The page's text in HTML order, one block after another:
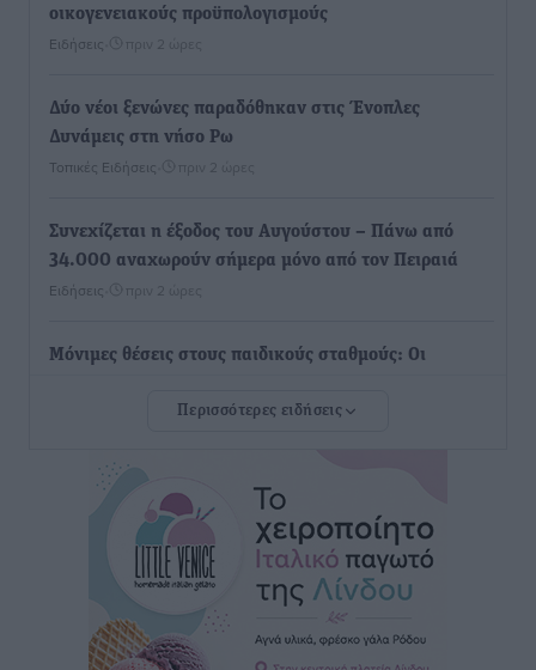
οικογενειακούς προϋπολογισμούς
Ειδήσεις πριν 2 ώρες
Δύο νέοι ξενώνες παραδόθηκαν στις Ένοπλες
Δυνάμεις στη νήσο Ρω
Τοπικές Ειδήσεις πριν 2 ώρες
Συνεχίζεται η έξοδος του Αυγούστου – Πάνω από
34.000 αναχωρούν σήμερα μόνο από τον Πειραιά
Ειδήσεις πριν 2 ώρες
Μόνιμες θέσεις στους παιδικούς σταθμούς: Οι
για τους δήμους
Δεύτερη πηγή εισοδήματος για τους επαγγελματίες
ψαράδες ο αλιευτικός τουρισμός
πριν 3 ώρες
Μαρία Εκμεκτσίογλου: Η πίστη μου είναι το
μεγαλύτερο στήριγμα μου – Το προσκύνημα στην ιερά
Περισσότερες ειδήσεις